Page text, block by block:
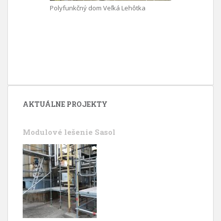
Polyfunkčný dom Veľká Lehôtka
AKTUÁLNE PROJEKTY
Modulové lešenie Sasol